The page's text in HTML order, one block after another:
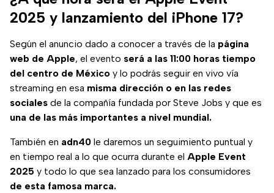
2025 y lanzamiento del iPhone 17?
Según el anuncio dado a conocer a través de la página
web de Apple, el evento será a las 11:00 horas tiempo
del centro de México y lo podrás seguir en vivo vía
streaming en esa misma dirección o en las redes
sociales de la compañía fundada por Steve Jobs y que es
una de las más importantes a nivel mundial.
También en adn40 le daremos un seguimiento puntual y
en tiempo real a lo que ocurra durante el Apple Event
2025 y todo lo que sea lanzado para los consumidores
de esta famosa marca.